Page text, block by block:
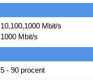
10,100,1000 Mbit/s
1000 Mbit/s
5 - 90 procent